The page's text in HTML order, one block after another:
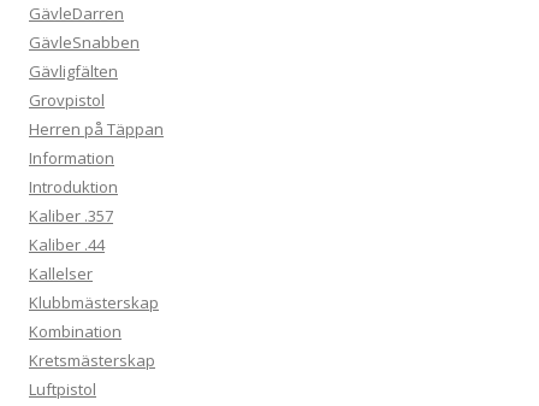
GävleDarren
GävleSnabben
Gävligfälten
Grovpistol
Herren på Täppan
Information
Introduktion
Kaliber .357
Kaliber .44
Kallelser
Klubbmästerskap
Kombination
Kretsmästerskap
Luftpistol